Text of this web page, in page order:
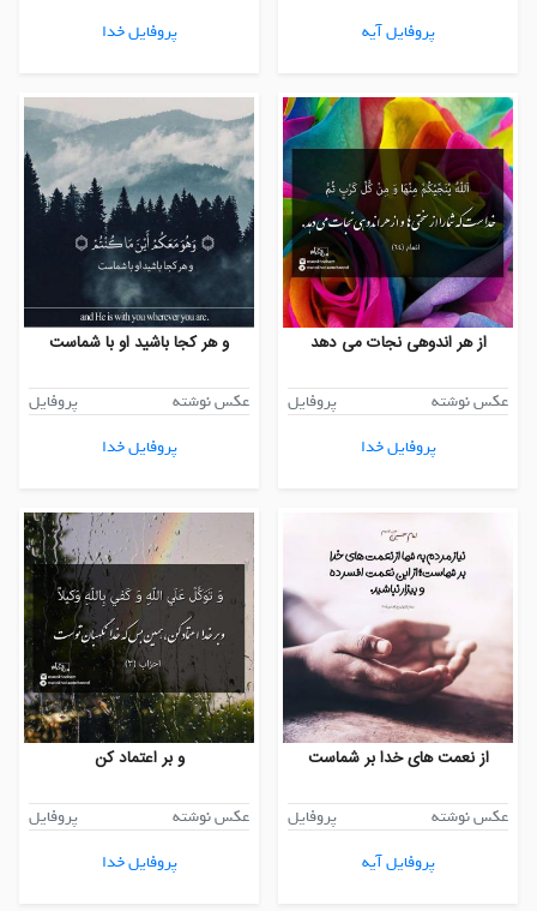
پروفایل آیه
پروفایل خدا
از هر اندوهی نجات می دهد
عکس نوشته
پروفایل
پروفایل خدا
و هر کجا باشید او با شماست
عکس نوشته
پروفایل
پروفایل خدا
از نعمت های خدا بر شماست
عکس نوشته
پروفایل
پروفایل آیه
و بر اعتماد کن
عکس نوشته
پروفایل
پروفایل خدا